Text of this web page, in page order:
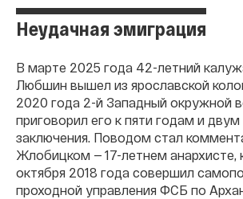
Неудачная эмиграция
В марте 2025 года 42-летний
Любшин вышел из ярославской
2020 года 2-й Западный окружной
приговорил его к пяти годам и
заключения. Поводом стал
Жлобицком — 17-летнем анархисте,
октября 2018 года совершил
проходной управления ФСБ по